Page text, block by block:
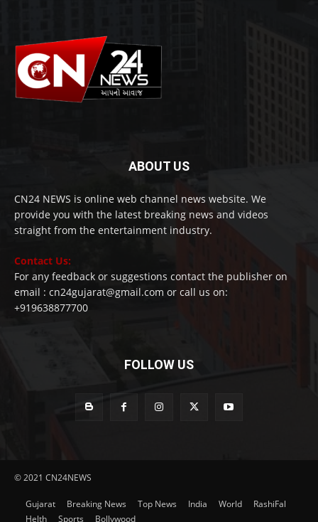
ABOUT US
CN24 NEWS is online web channel news website. We
provide you with the latest breaking news and videos
straight from the entertainment industry.
Contact Us:
For any feedback or suggestions contact the publisher on
email : cn24gujarat@gmail.com or call us on:
+919638877700
FOLLOW US
© 2021 CN24NEWS
Gujarat Breaking News Top News India World
RashiFal
Helth
Sports Bollywood